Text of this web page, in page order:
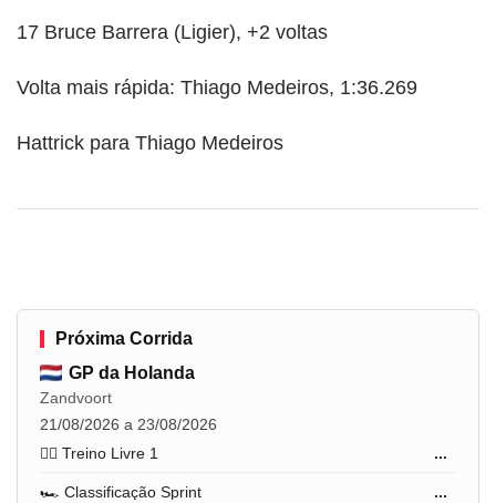
17 Bruce Barrera (Ligier), +2 voltas
Volta mais rápida: Thiago Medeiros, 1:36.269
Hattrick para Thiago Medeiros
Próxima Corrida
GP da Holanda
Zandvoort
21/08/2026 a 23/08/2026
🏋️‍♂️ Treino Livre 1
...
🏎️ Classificação Sprint ...